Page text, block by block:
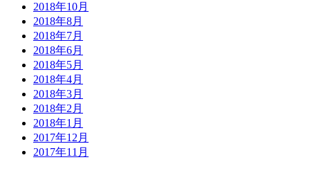
2018年10月
2018年8月
2018年7月
2018年6月
2018年5月
2018年4月
2018年3月
2018年2月
2018年1月
2017年12月
2017年11月